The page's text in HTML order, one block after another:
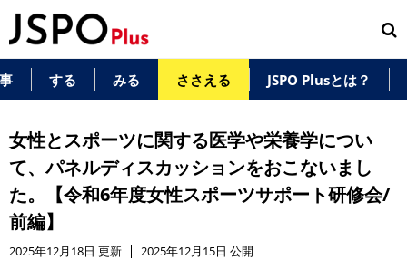
する みる ささえる JSPO Plusとは？
女性とスポーツに関する医学や栄養学につい
て、パネルディスカッションをおこないまし
た。【令和6年度女性スポーツサポート研修会/
前編】
2025年12月18日 更新
2025年12月15日 公開